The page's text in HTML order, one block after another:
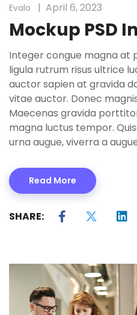
Evalo April 6, 2023
Mockup PSD
Integer congue magna at
ligula rutrum risus ultrice
auctor sapien at gravida
vitae auctor. Donec
Maecenas gravida
magna luctus tempor.
urna augue, viverra a
Read More
SHARE: